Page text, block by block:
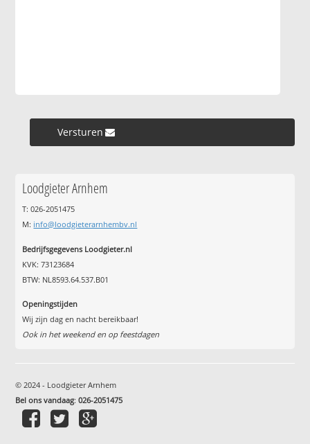
Versturen »
Loodgieter Arnhem
T: 026-2051475
M: info@loodgieterarnhembv.nl
Bedrijfsgegevens Loodgieter.nl
KVK: 73123684
BTW: NL8593.64.537.B01
Openingstijden
Wij zijn dag en nacht bereikbaar!
Ook in het weekend en op feestdagen
© 2024 - Loodgieter Arnhem
Bel ons vandaag:026-2051475